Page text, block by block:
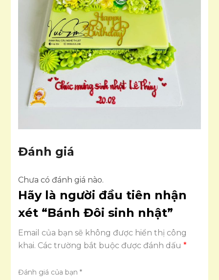
Đánh giá
Chưa có đánh giá nào.
Hãy là người đầu tiên nhận
xét “Bánh Đôi sinh nhật”
Email của bạn sẽ không được hiển thị công
khai. Các trường bắt buộc được đánh dấu*
Đánh giá của bạn*